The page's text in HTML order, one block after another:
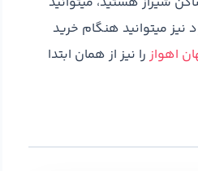
می­توانید هنگام خرید
اهواز را نیز از همان ابتدا